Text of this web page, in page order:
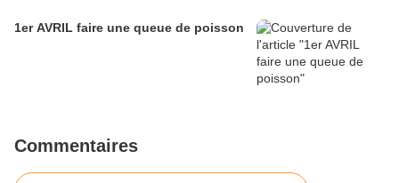
1er AVRIL faire une queue de poisson
Commentaires